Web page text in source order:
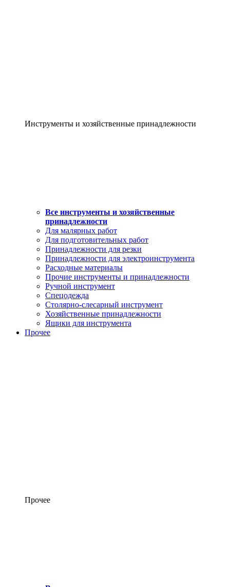
Инструменты и хозяйственные принадлежности
Все инструменты и хозяйственные
принадлежности
Для малярных работ
Для подготовительных работ
Принадлежности для резки
Принадлежности для электроинструмента
Расходные материалы
Прочие инструменты и принадлежности
Ручной инструмент
Спецодежда
Столярно-слесарный инструмент
Хозяйственные принадлежности
Ящики для инструмента
Прочее
Прочее